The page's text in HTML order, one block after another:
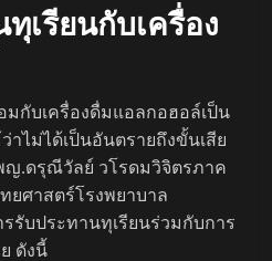
เรียนกับเครื่อง
มกับเครื่องดื่มแอลกอฮอล์เป็น
าไม่ได้เป็นอันตรายถึงขั้นเสีย
ญ.ดรุณีวัลย์ วโรดมวิจิตรภาค
ศาสตร์โรงพยาบาล
รับประทานทุเรียนร่วมกับการ
ดังนี้